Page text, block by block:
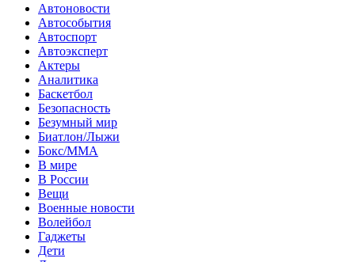
Автоновости
Автособытия
Автоспорт
Автоэксперт
Актеры
Аналитика
Баскетбол
Безопасность
Безумный мир
Биатлон/Лыжи
Бокс/MMA
В мире
В России
Вещи
Военные новости
Волейбол
Гаджеты
Дети